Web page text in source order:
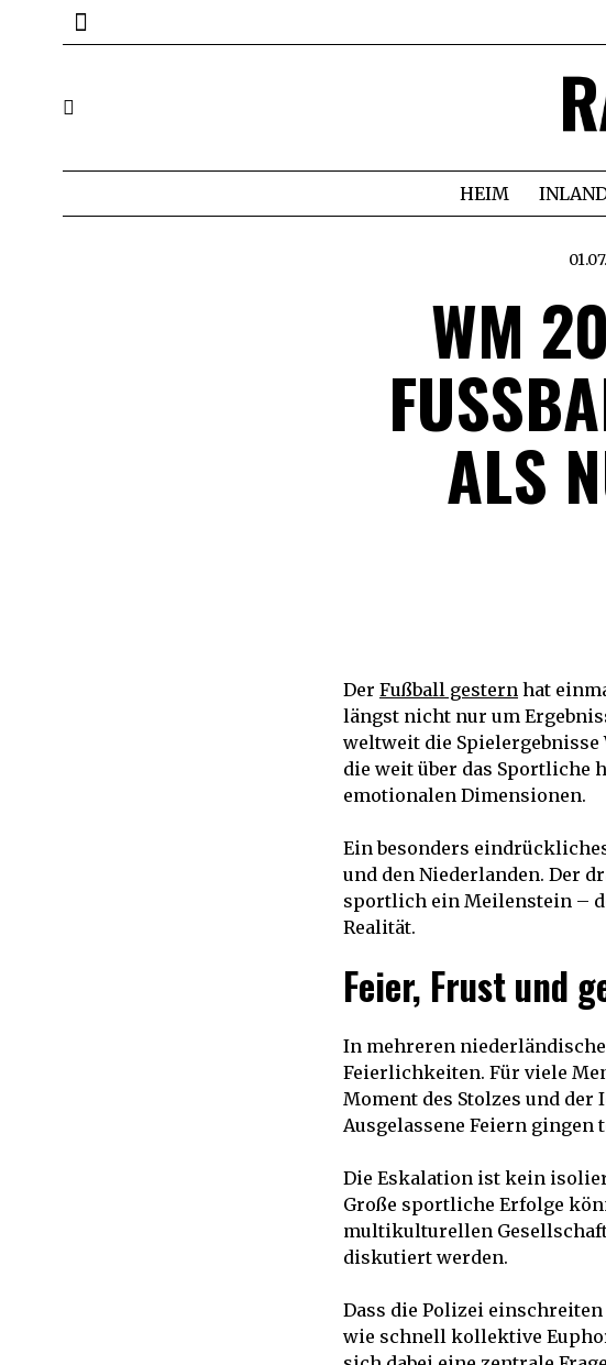
HEIM
WM
LS
Der Fußball gestern hat
längst nicht nur um
weltweit die
die weit über das Sportliche
emotionalen Dimensionen.
Ein besonders
und den Niederlanden. Der
sportlich ein Meilenstein –
Realität.
Feier, Frust und
In mehreren
Feierlichkeiten. Für viele
Moment des Stolzes und
Ausgelassene Feiern gingen
Die Eskalation ist kein
Große sportliche Erfolge
multikulturellen
diskutiert werden.
Dass die Polizei
wie schnell kollektive